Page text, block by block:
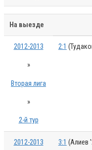
На выезде
2012-2013
»
Вторая лига
»
2-й тур
2:1
2012-2013 3:1 (Алиев